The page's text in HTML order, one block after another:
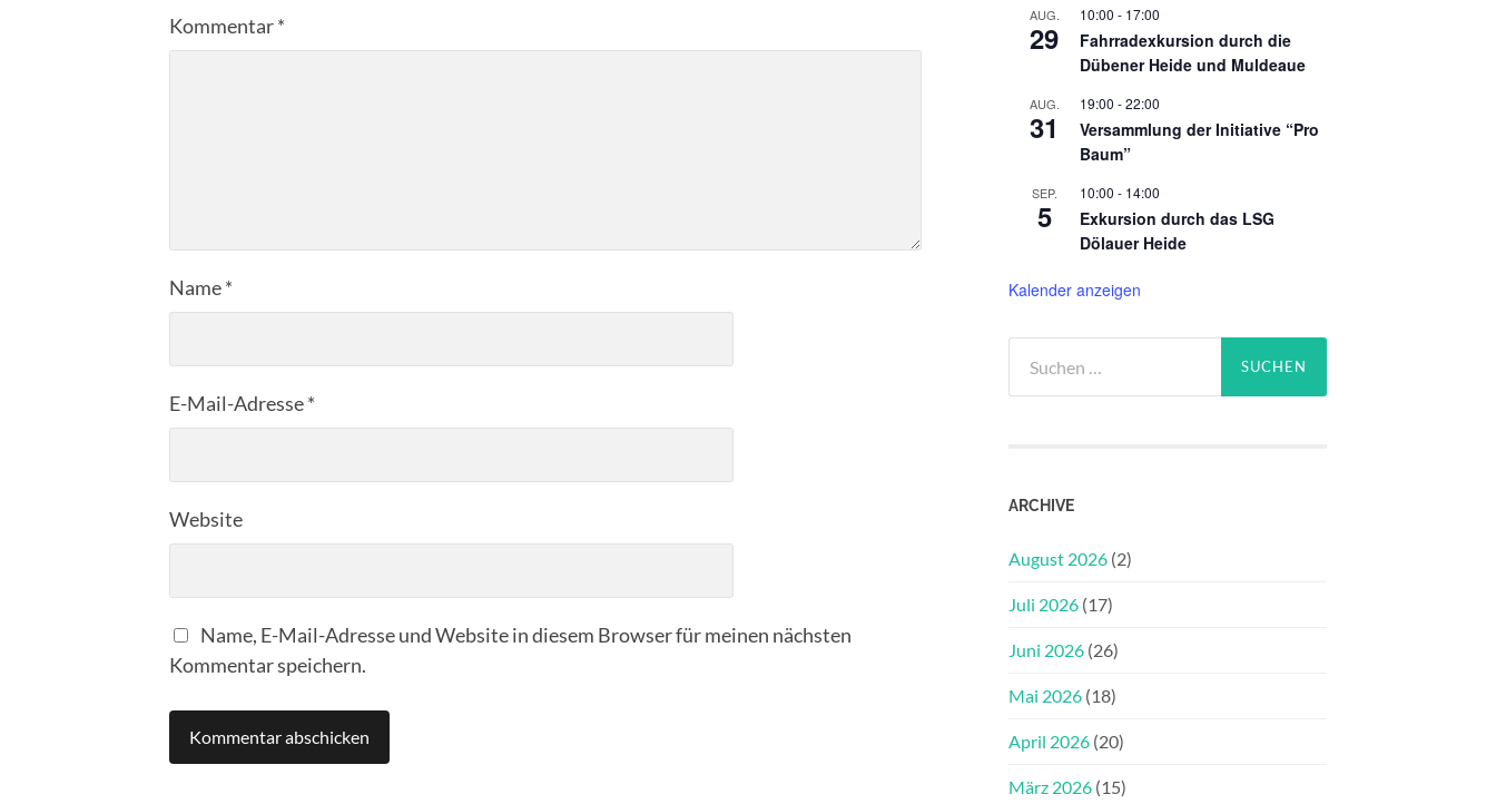
Kommentar*
Name*
E-Mail-Adresse*
Website
Name, E-Mail-Adresse und Website in diesem Browser für meinen nächsten
Kommentar speichern.
AUG.
29
10:00 - 17:00
Fahrradexkursion durch die
Dübener Heide und Muldeaue
AUG.
31
19:00 -22:00
Versammlung der Initiative “Pro
Baum”
SEP.
5
10:00 - 14:00
Exkursion durch das LSG
Dölauer Heide
Kalender anzeigen
nach:
ARCHIVE
August 2026 (2)
Juli 2026 (17)
Juni 2026 (26)
Mai 2026 (18)
April 2026 (20)
März 2026 (15)